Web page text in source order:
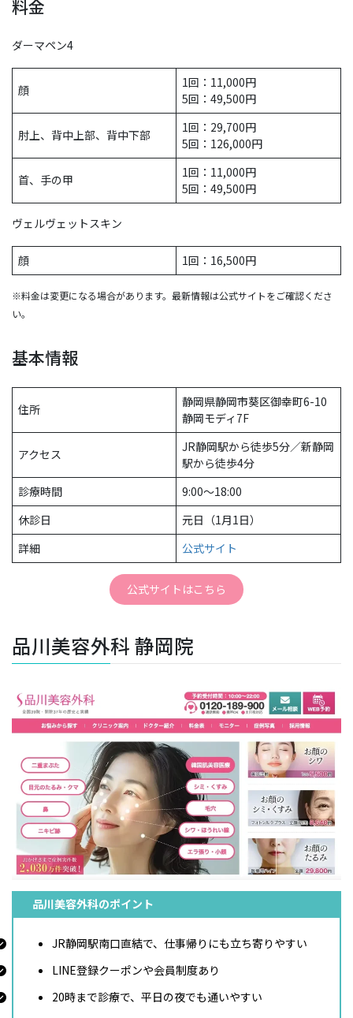
料金
ダーマペン4
顔
1回：11,000円
5回：49,500円
肘上、背中上部、背中下部
1回：29,700円
5回：126,000円
首、手の甲
1回：11,000円
5回：49,500円
ヴェルヴェットスキン
顔 1回：16,500円
※料金は変更になる場合があります。最新情報は公式サイトをご確認くださ
い。
基本情報
住所
静岡県静岡市葵区御幸町6-10
静岡モディ7F
アクセス
JR静岡駅から徒歩5分／新静岡
駅から徒歩4分
診療時間
9:00〜18:00
休診日
元日（1月1日）
詳細
公式サイト
公式サイトはこちら
品川美容外科 静岡院
品川美容外科のポイント
JR静岡駅南口直結で、仕事帰りにも立ち寄りやすい
LINE登録クーポンや会員制度あり
20時まで診療で、平日の夜でも通いやすい